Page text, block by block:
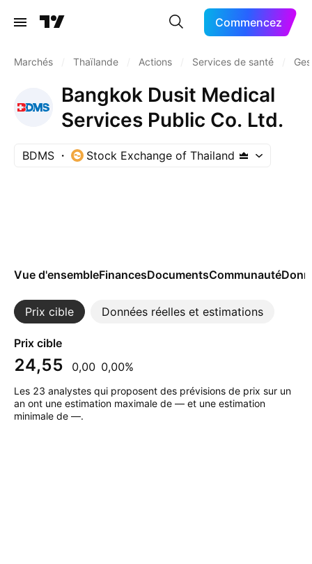
Commencez
Marchés Thaïlande Actions Services de santé
Bangkok Dusit Medical
Services Public Co. Ltd.
BDMS Stock Exchange of Thailand
Vue d'ensembleFinancesDocumentsCommunauté
Prix cible Données réelles et estimations
Prix cible
24,55 0,00 0,00%
Les 23 analystes qui proposent des prévisions de prix sur un
an ont une estimation maximale de — et une estimation
minimale de —.